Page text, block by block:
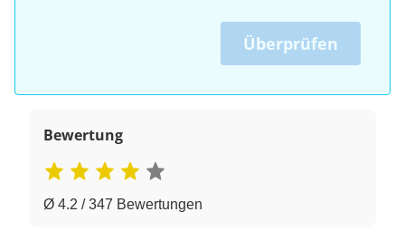
Überprüfen
Bewertung
Ø 4.2 / 347 Bewertungen